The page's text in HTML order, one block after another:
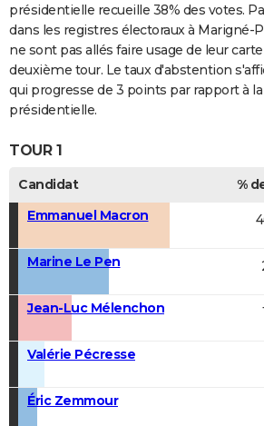
présidentielle recueille 38% des votes.
dans les registres électoraux à Marigné-
ne sont pas allés faire usage de leur
deuxième tour. Le taux d'abstention
qui progresse de 3 points par rapport à
présidentielle.
TOUR 1
Candidat %
Emmanuel Macron
Marine Le Pen
Jean-Luc Mélenchon
Valérie Pécresse
Éric Zemmour